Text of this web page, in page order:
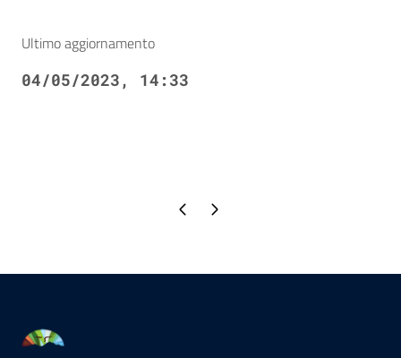
Ultimo aggiornamento
04/05/2023, 14:33
Pagina precedente
Pagina successiva